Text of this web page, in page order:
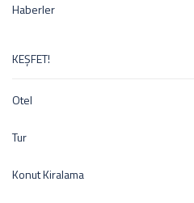
Haberler
KEŞFET!
Otel
Tur
Konut Kiralama